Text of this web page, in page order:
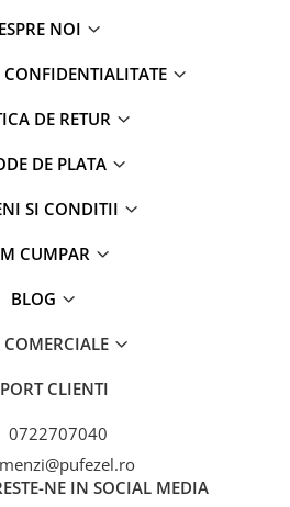
NOI
DE RETUR
DE PLATA
SI CONDITII
CUMPAR
BLOG
COMERCIALE
CLIENTI
0722707040
NE IN SOCIAL MEDIA